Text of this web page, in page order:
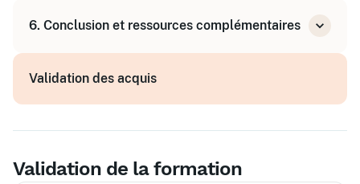
Validation et analyse critique des résultats
6. Conclusion et ressources complémentaires
Conseils pour continuer à progresser
Validation des acquis
Validation de la formation